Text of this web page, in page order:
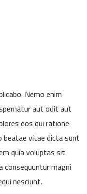
Nemo enim
aut odit aut
eos qui ratione
beatae vitae dicta sunt
quia voluptas sit
magni
nesciunt.